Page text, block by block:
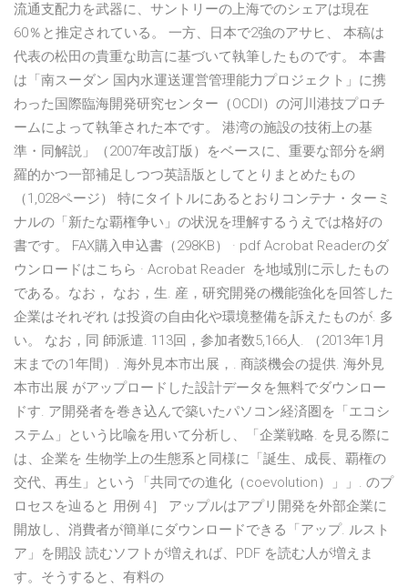
流通支配力を武器に、サントリーの上海でのシェアは現在
60％と推定されている。 一方、日本で2強のアサヒ、 本稿は
代表の松田の貴重な助言に基づいて執筆したものです。 本書
は「南スーダン 国内水運送運営管理能力プロジェクト」に携
わった国際臨海開発研究センター（OCDI）の河川港技プロチ
ームによって執筆された本です。 港湾の施設の技術上の基
準・同解説」（2007年改訂版）をベースに、重要な部分を網
羅的かつ一部補足しつつ英語版としてとりまとめたもの
（1,028ページ） 特にタイトルにあるとおりコンテナ・ターミ
ナルの「新たな覇権争い」の状況を理解するうえでは格好の
書です。 FAX購入申込書（298KB） · pdf Acrobat Readerのダ
ウンロードはこちら · Acrobat Reader を地域別に示したもの
である。なお， なお，生. 産，研究開発の機能強化を回答した
企業はそれぞれ は投資の自由化や環境整備を訴えたものが. 多
い。 なお，同 師派遣. 113回，参加者数5,166人. （2013年1月
末までの1年間）. 海外見本市出展，. 商談機会の提供. 海外見
本市出展 がアップロードした設計データを無料でダウンロー
ドす. ア開発者を巻き込んで築いたパソコン経済圏を「エコシ
ステム」という比喩を用いて分析し、「企業戦略. を見る際に
は、企業を 生物学上の生態系と同様に「誕生、成長、覇権の
交代、再生」という「共同での進化（coevolution）」」. のプ
ロセスを辿ると 用例 4］ アップルはアプリ開発を外部企業に
開放し、消費者が簡単にダウンロードできる「アップ. ルスト
ア」を開設 読むソフトが増えれば、PDF を読む人が増えま
す。そうすると、有料の